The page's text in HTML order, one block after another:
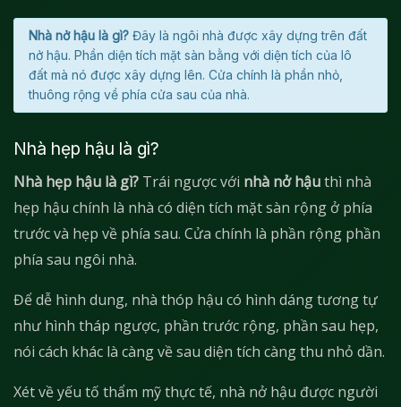
Nhà nở hậu là gì? Đây là ngôi nhà được xây dựng trên đất
nở hậu. Phần diện tích mặt sàn bằng với diện tích của lô
đất mà nó được xây dựng lên. Cửa chính là phần nhỏ,
thuông rộng về phía cửa sau của nhà.
Nhà hẹp hậu là gì?
Nhà hẹp hậu là gì? Trái ngược với nhà nở hậuthì nhà
hẹp hậu chính là nhà có diện tích mặt sàn rộng ở phía
trước và hẹp về phía sau. Cửa chính là phần rộng phần
phía sau ngôi nhà.
Để dễ hình dung, nhà thóp hậu có hình dáng tương tự
như hình tháp ngược, phần trước rộng, phần sau hẹp,
nói cách khác là càng về sau diện tích càng thu nhỏ dần.
Xét về yếu tố thẩm mỹ thực tế, nhà nở hậu được người